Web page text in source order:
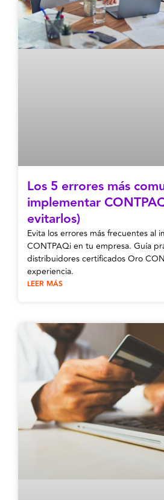
Los 5 errores más
implementar
evitarlos)
Evita los errores más frecuentes al
CONTPAQi en tu empresa. Guía
distribuidores certificados Oro
experiencia.
LEER MÁS